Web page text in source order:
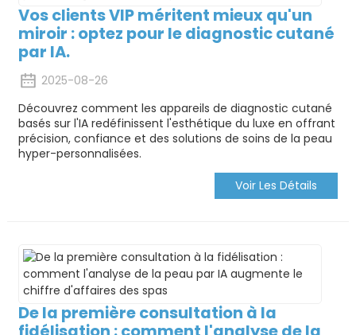
Vos clients VIP méritent mieux qu'un
miroir : optez pour le diagnostic cutané
par IA.
2025-08-26
Découvrez comment les appareils de diagnostic cutané
basés sur l'IA redéfinissent l'esthétique du luxe en offrant
précision, confiance et des solutions de soins de la peau
hyper-personnalisées.
Voir Les Détails
De la première consultation à la